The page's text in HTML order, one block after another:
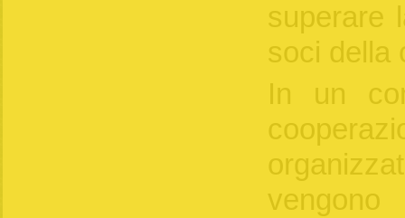
superare
soci della
In un